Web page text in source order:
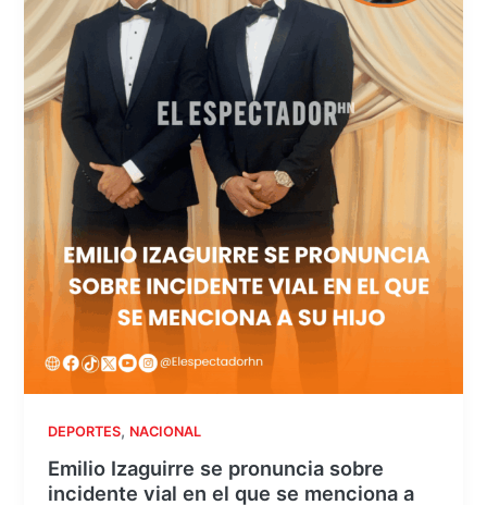
DEPORTES, NACIONAL
Emilio Izaguirre se pronuncia sobre
incidente vial en el que se menciona a